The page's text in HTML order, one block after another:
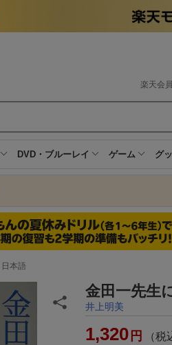
楽天会
DVD・ブルーレイ ゲーム グ
日本語
金田一先生
井上明美
1,320 円 （税